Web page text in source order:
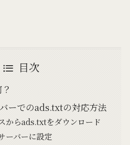
目次
ーでのads.txtの対応方法
からads.txtをダウンロード
ーバーに設定